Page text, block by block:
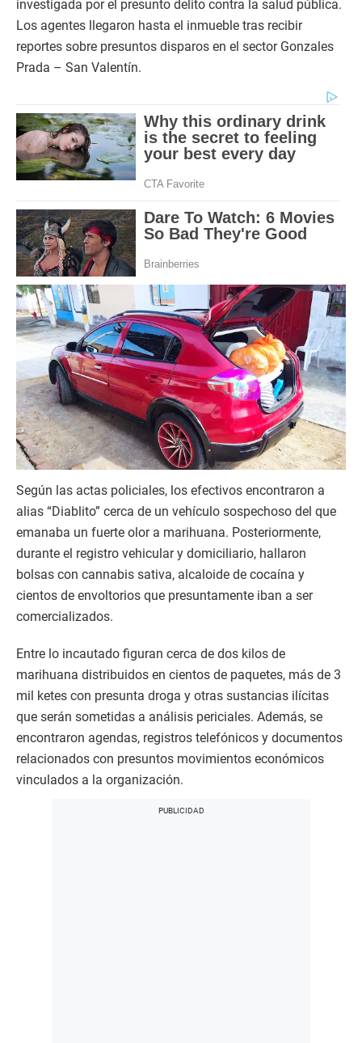
investigada por el presunto delito contra la salud pública.
Los agentes llegaron hasta el inmueble tras recibir
reportes sobre presuntos disparos en el sector Gonzales
Prada – San Valentín.
Según las actas policiales, los efectivos encontraron a
alias “Diablito” cerca de un vehículo sospechoso del que
emanaba un fuerte olor a marihuana. Posteriormente,
durante el registro vehicular y domiciliario, hallaron
bolsas con cannabis sativa, alcaloide de cocaína y
cientos de envoltorios que presuntamente iban a ser
comercializados.
Entre lo incautado figuran cerca de dos kilos de
marihuana distribuidos en cientos de paquetes, más de 3
mil ketes con presunta droga y otras sustancias ilícitas
que serán sometidas a análisis periciales. Además, se
encontraron agendas, registros telefónicos y documentos
relacionados con presuntos movimientos económicos
vinculados a la organización.